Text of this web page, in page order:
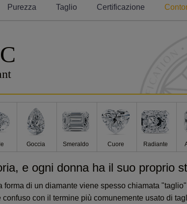
Purezza Taglio Certificazione
Goccia Smeraldo Cuore Radiante
e ogni donna ha il suo proprio
forma di un diamante viene spesso chiamata
con il termine più comunemente usato di